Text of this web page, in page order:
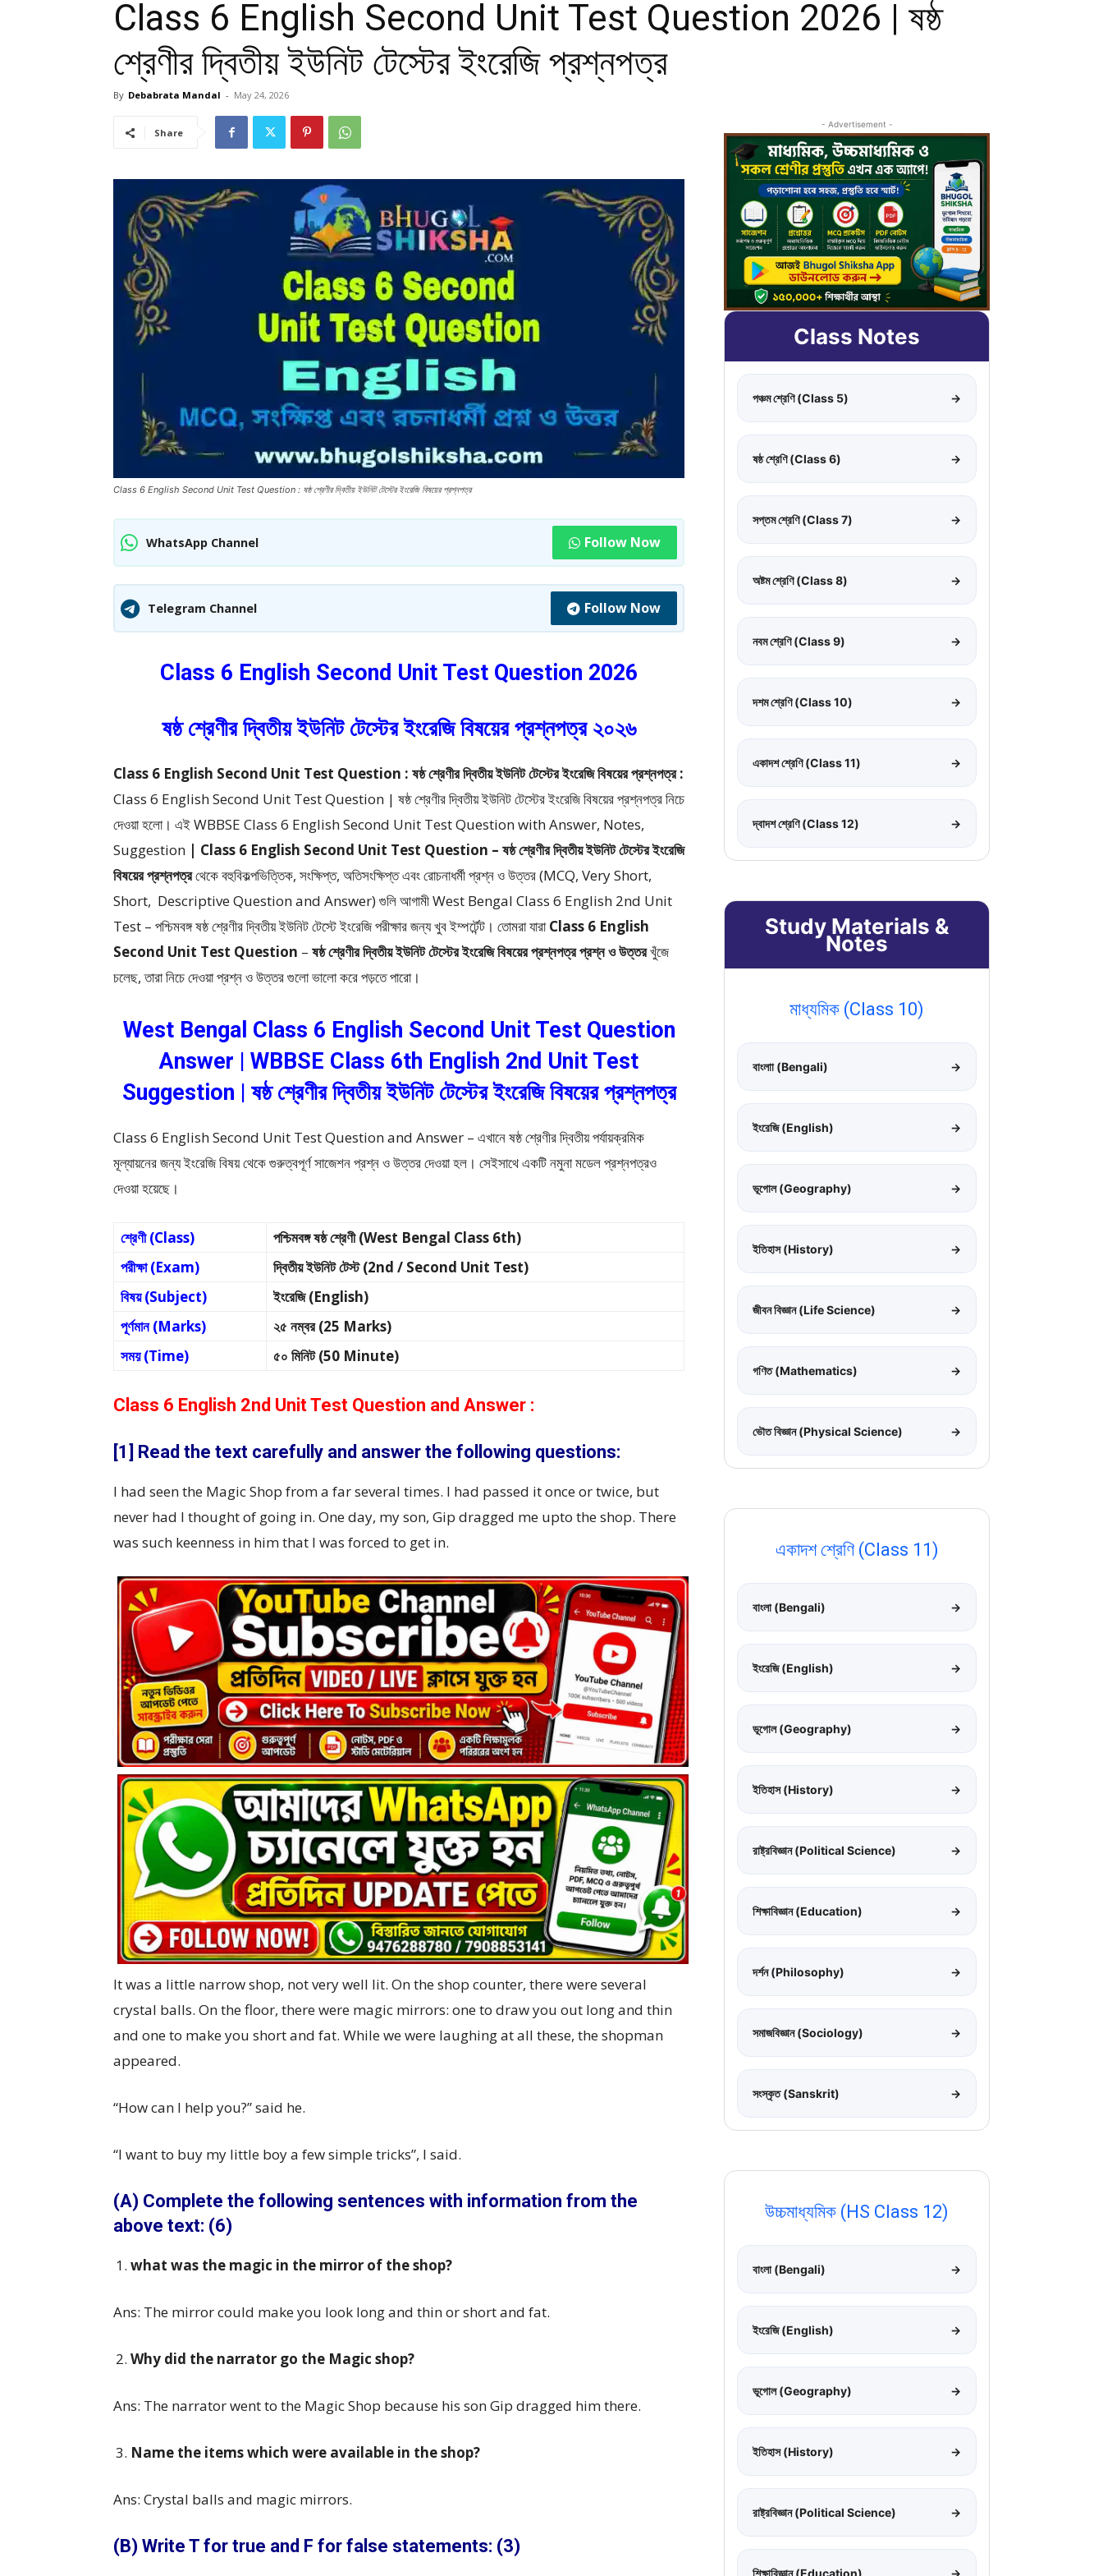
Class 6 English Second Unit Test Question 2026 | ষষ্ঠ
শ্রেণীর দ্বিতীয় ইউনিট টেস্টের ইংরেজি প্রশ্নপত্র
By Debabrata Mandal - May 24, 2026
Share
Class 6 English Second Unit Test Question : ষষ্ঠ শ্রেণীর দ্বিতীয় ইউনিট টেস্টের ইংরেজি বিষয়ের প্রশ্নপত্র
WhatsApp Channel Follow Now
Telegram Channel Follow Now
Class 6 English Second Unit Test Question 2026
ষষ্ঠ শ্রেণীর দ্বিতীয় ইউনিট টেস্টের ইংরেজি বিষয়ের প্রশ্নপত্র ২০২৬
Class 6 English Second Unit Test Question : ষষ্ঠ শ্রেণীর দ্বিতীয় ইউনিট টেস্টের ইংরেজি বিষয়ের প্রশ্নপত্র :
Class 6 English Second Unit Test Question | ষষ্ঠ শ্রেণীর দ্বিতীয় ইউনিট টেস্টের ইংরেজি বিষয়ের প্রশ্নপত্রনিচে
দেওয়া হলো। এই WBBSE Class 6 English Second Unit Test Question with Answer, Notes,
Suggestion | Class 6 English Second Unit Test Question – ষষ্ঠ শ্রেণীর দ্বিতীয় ইউনিট টেস্টের ইংরেজি
বিষয়ের প্রশ্নপত্রথেকেবহুবিকল্পভিত্তিক, সংক্ষিপ্ত, অতিসংক্ষিপ্ত এবং রোচনাধর্মী প্রশ্ন ও উত্তর (MCQ, Very Short,
Short, Descriptive Question and Answer)গুলি আগামী West Bengal Class 6 English 2nd Unit
Test – পশ্চিমবঙ্গ ষষ্ঠ শ্রেণীর দ্বিতীয় ইউনিট টেস্টে ইংরেজি পরীক্ষার জন্য খুব ইম্পর্টেন্ট। তোমরা যারাClass 6 English
Second Unit Test Question – ষষ্ঠ শ্রেণীর দ্বিতীয় ইউনিট টেস্টের ইংরেজি বিষয়ের প্রশ্নপত্র প্রশ্ন ও উত্তরখুঁজে
চলেছ, তারা নিচে দেওয়া প্রশ্ন ও উত্তর গুলো ভালো করে পড়তে পারো।
West Bengal Class 6 English Second Unit Test Question
Answer | WBBSE Class 6th English 2nd Unit Test
Suggestion | ষষ্ঠ শ্রেণীর দ্বিতীয় ইউনিট টেস্টের ইংরেজি বিষয়ের প্রশ্নপত্র
Class 6 English Second Unit Test Question and Answer – এখানে ষষ্ঠ শ্রেণীর দ্বিতীয় পর্যায়ক্রমিক
মূল্যায়নের জন্য ইংরেজি বিষয় থেকে গুরুত্বপূর্ণ সাজেশন প্রশ্ন ও উত্তর দেওয়া হল। সেইসাথে একটি নমুনা মডেল প্রশ্নপত্রও
দেওয়া হয়েছে।
শ্রেণী (Class)
পশ্চিমবঙ্গ ষষ্ঠ শ্রেণী (West Bengal Class 6th)
পরীক্ষা (Exam)
দ্বিতীয় ইউনিট টেস্ট (2nd / Second Unit Test)
বিষয় (Subject)
ইংরেজি (English)
পূর্ণমান (Marks)
২৫ নম্বর (25 Marks)
সময় (Time)
৫০ মিনিট (50 Minute)
Class 6 English 2nd Unit Test Question and Answer :
[1] Read the text carefully and answer the following questions:
I had seen the Magic Shop from a far several times. I had passed it once or twice, but
never had I thought of going in. One day, my son, Gip dragged me upto the shop. There
was such keenness in him that I was forced to get in.
It was a little narrow shop, not very well lit. On the shop counter, there were several
crystal balls. On the floor, there were magic mirrors: one to draw you out long and thin
and one to make you short and fat. While we were laughing at all these, the shopman
appeared.
“How can I help you?” said he.
“I want to buy my little boy a few simple tricks”, I said.
(A) Complete the following sentences with information from the
above text: (6)
what was the magic in the mirror of the shop?
Ans: The mirror could make you look long and thin or short and fat.
Why did the narrator go the Magic shop?
Ans: The narrator went to the Magic Shop because his son Gip dragged him there.
Name the items which were available in the shop?
Ans: Crystal balls and magic mirrors.
(B) Write T for true and F for false statements: (3)
- Advertisement -
Class Notes
পঞ্চম শ্রেণি (Class 5) →
ষষ্ঠ শ্রেণি (Class 6) →
সপ্তম শ্রেণি (Class 7) →
অষ্টম শ্রেণি (Class 8) →
নবম শ্রেণি (Class 9) →
দশম শ্রেণি (Class 10) →
একাদশ শ্রেণি (Class 11) →
দ্বাদশ শ্রেণি (Class 12) →
Study Materials &
Notes
মাধ্যমিক (Class 10)
বাংলাা (Bengali) →
ইংরেজি (English) →
ভূগোল (Geography) →
ইতিহাস (History) →
জীবন বিজ্ঞান (Life Science) →
গণিত (Mathematics) →
ভৌত বিজ্ঞান (Physical Science) →
একাদশ শ্রেণি (Class 11)
বাংলা (Bengali) →
ইংরেজি (English) →
ভূগোল (Geography) →
ইতিহাস (History) →
রাষ্ট্রবিজ্ঞান (Political Science) →
শিক্ষাবিজ্ঞান (Education) →
দর্শন (Philosophy) →
সমাজবিজ্ঞান (Sociology) →
সংস্কৃত (Sanskrit) →
উচ্চমাধ্যমিক (HS Class 12)
বাংলা (Bengali) →
ইংরেজি (English) →
ভূগোল (Geography) →
ইতিহাস (History) →
রাষ্ট্রবিজ্ঞান (Political Science) →
শিক্ষাবিজ্ঞান (Education) →